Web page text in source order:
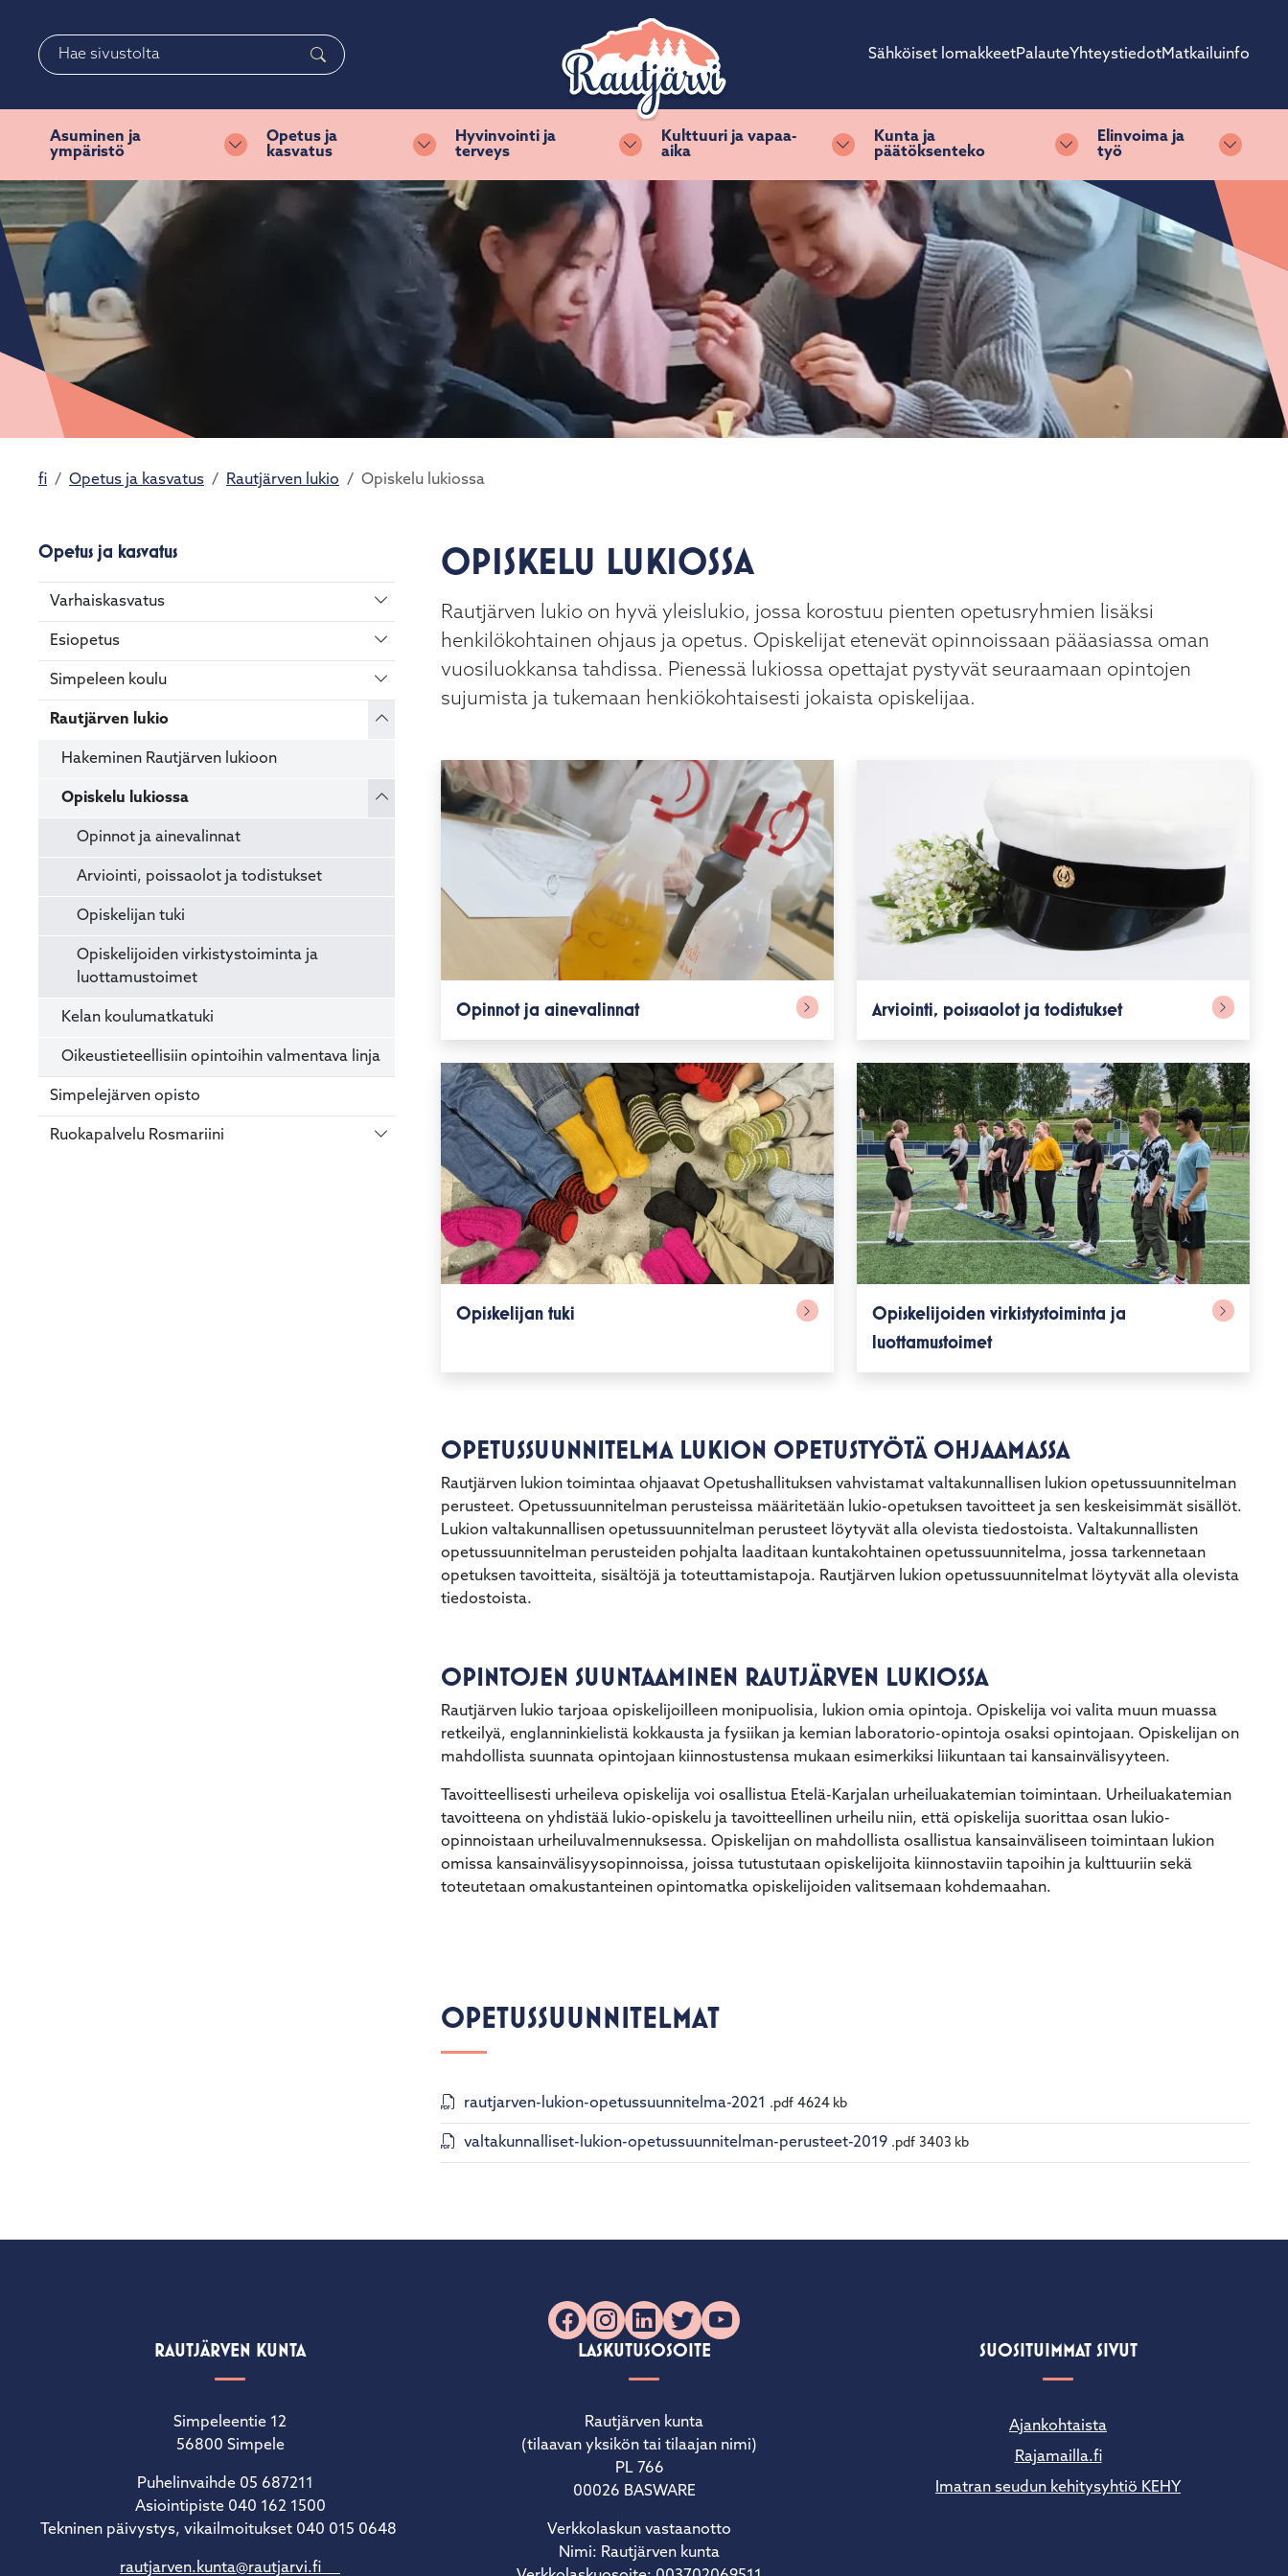
Sähköiset lomakkeetPalauteYhteystiedotMatkailuinfo
Haku
Asuminen ja
ympäristö
Vaihda alasvetovalikkoa
Opetus ja
kasvatus
Vaihda alasvetovalikkoa
Hyvinvointi ja
terveys
Vaihda alasvetovalikkoa
Kulttuuri ja vapaa-
aika
Vaihda alasvetovalikkoa
Kunta ja
päätöksenteko
Vaihda alasvetovalikkoa
Elinvoima ja
työ
Vaihda
fi Opetus ja kasvatus Rautjärven lukio Opiskelu lukiossa
Opetus ja kasvatus
Varhaiskasvatus Vaihda alasvetovalikkoa
Esiopetus Vaihda alasvetovalikkoa
Simpeleen koulu Vaihda alasvetovalikkoa
Rautjärven lukio Vaihda alasvetovalikkoa
Hakeminen Rautjärven lukioon
Opiskelu lukiossa Vaihda alasvetovalikkoa
Opinnot ja ainevalinnat
Arviointi, poissaolot ja todistukset
Opiskelijan tuki
Opiskelijoiden virkistystoiminta ja
luottamustoimet
Kelan koulumatkatuki
Oikeustieteellisiin opintoihin valmentava linja
Simpelejärven opisto
Ruokapalvelu Rosmariini Vaihda alasvetovalikkoa
OPISKELU LUKIOSSA
Rautjärven lukio on hyvä yleislukio, jossa korostuu pienten opetusryhmien lisäksi
henkilökohtainen ohjaus ja opetus. Opiskelijat etenevät opinnoissaan pääasiassa oman
vuosiluokkansa tahdissa. Pienessä lukiossa opettajat pystyvät seuraamaan opintojen
sujumista ja tukemaan henkiökohtaisesti jokaista opiskelijaa.
Opinnot ja ainevalinnat Arviointi, poissaolot ja todistukset
Opiskelijan tuki
Opiskelijoiden virkistystoiminta ja
luottamustoimet
OPETUSSUUNNITELMA LUKION OPETUSTYÖTÄ OHJAAMASSA
Rautjärven lukion toimintaa ohjaavat Opetushallituksen vahvistamat valtakunnallisen lukion opetussuunnitelman
perusteet. Opetussuunnitelman perusteissa määritetään lukio-opetuksen tavoitteet ja sen keskeisimmät sisällöt.
Lukion valtakunnallisen opetussuunnitelman perusteet löytyvät alla olevista tiedostoista. Valtakunnallisten
opetussuunnitelman perusteiden pohjalta laaditaan kuntakohtainen opetussuunnitelma, jossa tarkennetaan
opetuksen tavoitteita, sisältöjä ja toteuttamistapoja. Rautjärven lukion opetussuunnitelmat löytyvät alla olevista
tiedostoista.
OPINTOJEN SUUNTAAMINEN RAUTJÄRVEN LUKIOSSA
Rautjärven lukio tarjoaa opiskelijoilleen monipuolisia, lukion omia opintoja. Opiskelija voi valita muun muassa
retkeilyä, englanninkielistä kokkausta ja fysiikan ja kemian laboratorio-opintoja osaksi opintojaan. Opiskelijan on
mahdollista suunnata opintojaan kiinnostustensa mukaan esimerkiksi liikuntaan tai kansainvälisyyteen.
Tavoitteellisesti urheileva opiskelija voi osallistua Etelä-Karjalan urheiluakatemian toimintaan. Urheiluakatemian
tavoitteena on yhdistää lukio-opiskelu ja tavoitteellinen urheilu niin, että opiskelija suorittaa osan lukio-
opinnoistaan urheiluvalmennuksessa. Opiskelijan on mahdollista osallistua kansainväliseen toimintaan lukion
omissa kansainvälisyysopinnoissa, joissa tutustutaan opiskelijoita kiinnostaviin tapoihin ja kulttuuriin sekä
toteutetaan omakustanteinen opintomatka opiskelijoiden valitsemaan kohdemaahan.
OPETUSSUUNNITELMAT
rautjarven-lukion-opetussuunnitelma-2021 .pdf 4624 kb
valtakunnalliset-lukion-opetussuunnitelman-perusteet-2019 .pdf 3403 kb
Facebook
Instagram
LinkedIn
X YouTube
RAUTJÄRVEN KUNTA
Simpeleentie 12
56800 Simpele
Puhelinvaihde 05 687211
Asiointipiste 040 162 1500
Tekninen päivystys, vikailmoitukset 040 015 0648
rautjarven.kunta@rautjarvi.fi
LASKUTUSOSOITE
Rautjärven kunta
(tilaavan yksikön tai tilaajan nimi)
PL 766
00026 BASWARE
Verkkolaskun vastaanotto
Nimi: Rautjärven kunta
SUOSITUIMMAT SIVUT
Ajankohtaista
Rajamailla.fi
Imatran seudun kehitysyhtiö KEHY